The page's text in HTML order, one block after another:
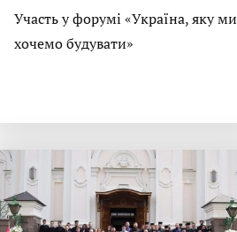
Участь у форумі «Україна, яку ми
хочемо будувати»